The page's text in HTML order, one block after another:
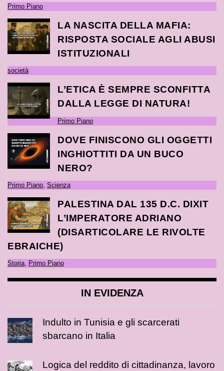
Primo Piano
LA NASCITA DELLA MAFIA:
RISPOSTA SOCIALE AGLI ABUSI
ISTITUZIONALI
società
L’ETICA È SEMPRE SCONFITTA
DALLA LEGGE DI NATURA!
Primo Piano
DOVE FINISCONO GLI OGGETTI
INGHIOTTITI DA UN BUCO
NERO?
Primo Piano Scienza
PALESTINA DAL 135 D.C. DIXIT
L’IMPERATORE ADRIANO
(DISARTICOLARE LE RIVOLTE
EBRAICHE)
Storia, Primo Piano
IN EVIDENZA
Indulto in Tunisia e gli scarcerati
sbarcano in Italia
Logica del reddito di cittadinanza, lavoro